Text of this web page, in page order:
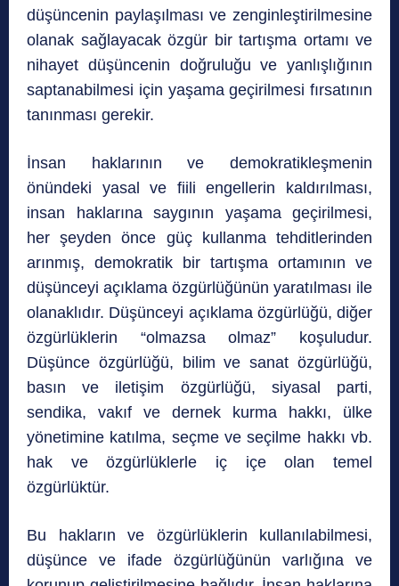
düşüncenin paylaşılması ve zenginleştirilmesine
olanak sağlayacak özgür bir tartışma ortamı ve
nihayet düşüncenin doğruluğu ve yanlışlığının
saptanabilmesi için yaşama geçirilmesi fırsatının
tanınması gerekir.
İnsan haklarının ve demokratikleşmenin
önündeki yasal ve fiili engellerin kaldırılması,
insan haklarına saygının yaşama geçirilmesi,
her şeyden önce güç kullanma tehditlerinden
arınmış, demokratik bir tartışma ortamının ve
düşünceyi açıklama özgürlüğünün yaratılması ile
olanaklıdır. Düşünceyi açıklama özgürlüğü, diğer
özgürlüklerin “olmazsa olmaz” koşuludur.
Düşünce özgürlüğü, bilim ve sanat özgürlüğü,
basın ve iletişim özgürlüğü, siyasal parti,
sendika, vakıf ve dernek kurma hakkı, ülke
yönetimine katılma, seçme ve seçilme hakkı vb.
hak ve özgürlüklerle iç içe olan temel
özgürlüktür.
Bu hakların ve özgürlüklerin kullanılabilmesi,
düşünce ve ifade özgürlüğünün varlığına ve